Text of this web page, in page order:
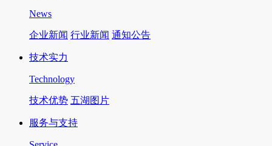
News
企业新闻 行业新闻 通知公告
技术实力
Technology
技术优势 五湖图片
服务与支持